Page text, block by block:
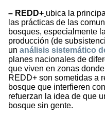
– REDD+ ubica la
las prácticas de las
bosques, especialmente
producción (de
un análisis sistemático
planes nacionales de
que viven en zonas
REDD+ son sometidas a
bosque que interfieren
refuerzan la idea de que
bosque sin gente.